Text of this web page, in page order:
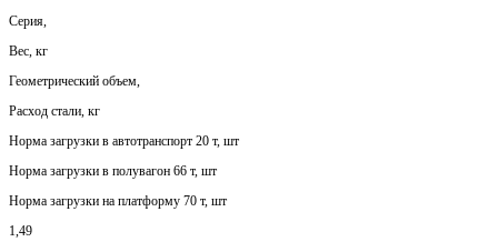
Серия,
Вес, кг
Геометрический объем,
Расход стали, кг
Норма загрузки в автотранспорт 20 т, шт
Норма загрузки в полувагон 66 т, шт
Норма загрузки на платформу 70 т, шт
1,49